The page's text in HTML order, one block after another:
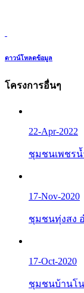
ดาวน์โหลดข้อมูล
โครงการอื่นๆ
22-Apr-2022
ชุมชนเพชรน้
17-Nov-2020
ชุมชนทุ่งสง
17-Oct-2020
ชุมชนบ้านโ